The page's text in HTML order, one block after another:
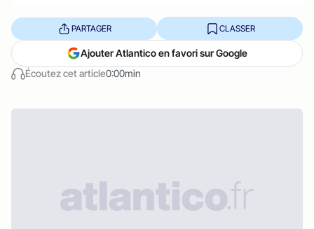
Écoutez cet article0:00min
PARTAGER CLASSER
Ajouter Atlantico en favori sur Google